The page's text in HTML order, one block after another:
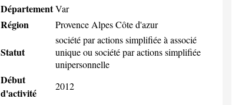
DépartementVar
Région Provence Alpes Côte d'azur
Statut
société par actions simplifiée à associé
unique ou société par actions simplifiée
unipersonnelle
Début
d'activité
2012